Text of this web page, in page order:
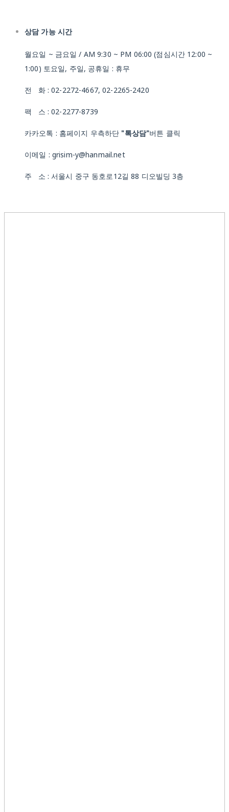
상담 가능 시간
월요일 ~ 금요일 / AM 9:30 ~ PM 06:00 (점심시간 12:00 ~
1:00) 토요일, 주일, 공휴일 : 휴무
전 화 : 02-2272-4667, 02-2265-2420
팩 스 : 02-2277-8739
카카오톡 : 홈페이지 우측하단 "톡상담"버튼 클릭
이메일 : grisim-y@hanmail.net
주 소 : 서울시 중구 동호로12길 88 디오빌딩 3층